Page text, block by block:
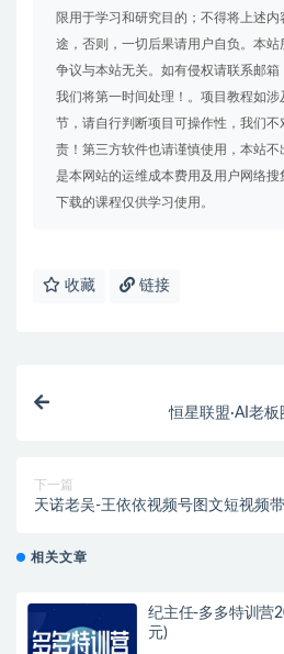
限用于学习和研究目的；不得将上述内
途，否则，一切后果请用户自负。本
争议与本站无关。如有侵权请联系邮
我们将第一时间处理！。项目教程如
节，请自行判断项目可操作性，我们
责！第三方软件也请谨慎使用，本站
是本网站的运维成本费用及用户网络搜
下载的课程仅供学习使用。
收藏 链接
恒星联盟·AI老
下一篇
天诺老吴-王依依视频号图文短视频
相关文章
纪主任-多多特训营
元)